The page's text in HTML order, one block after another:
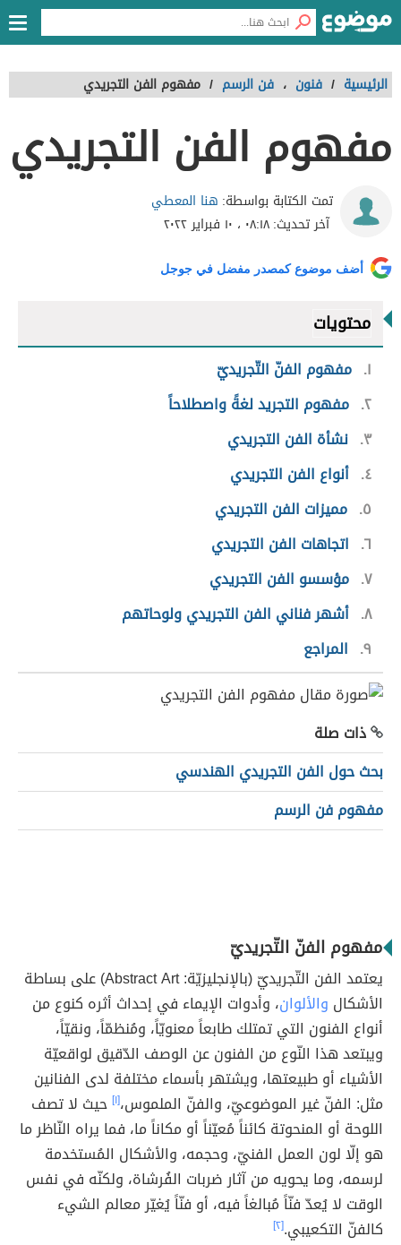
الرئيسية / فنون ، فن الرسم / مفهوم الفن التجريدي
مفهوم الفن التجريدي
تمت الكتابة بواسطة: هنا المعطي
آخر تحديث:٠٨:١٨ ، ١٠ فبراير ٢٠٢٢
أضف موضوع كمصدر مفضل في جوجل
محتويات
١ مفهوم الفنّ التّجريديّ
٢ مفهوم التجريد لغةً واصطلاحاً
٣ نشأة الفن التجريدي
٤ أنواع الفن التجريدي
٥ مميزات الفن التجريدي
٦ اتجاهات الفن التجريدي
٧ مؤسسو الفن التجريدي
٨ أشهر فناني الفن التجريدي ولوحاتهم
٩ المراجع
ذات صلة
بحث حول الفن التجريدي الهندسي
مفهوم فن الرسم
مفهوم الفنّ التّجريديّ
يعتمد الفن التّجريديّ (بالإنجليزيّة: Abstract Art) على بساطة
الأشكال والألوان، وأدوات الإيماء في إحداث أثره كنوع من
أنواع الفنون التي تمتلك طابعاً معنويّاً، ومُنظمّاً، ونقيّاً،
ويبتعد هذا النّوع من الفنون عن الوصف الدّقيق لواقعيّة
الأشياء أو طبيعتها، ويشتهر بأسماء مختلفة لدى الفنانين
مثل: الفنّ غير الموضوعيّ، والفنّ الملموس،[١] حيث لا تصف
اللوحة أو المنحوتة كائناً مُعيّناً أو مكاناً ما، فما يراه النّاظر ما
هو إلّا لون العمل الفنيّ، وحجمه، والأشكال المُستخدمة
لرسمه، وما يحويه من آثار ضربات الفُرشاة، ولكنّه في نفس
الوقت لا يُعدّ فنّاً مُبالغاً فيه، أو فنّاً يُغيّر معالم الشيء
كالفنّ التكعيبي.[٢]